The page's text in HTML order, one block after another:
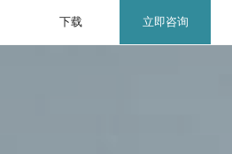
下载 立即咨询